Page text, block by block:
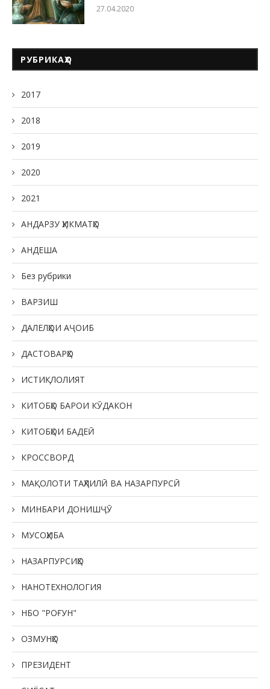
27.04.2020
РУБРИКАҲО
2017
2018
2019
2020
2021
АНДАРЗУ ҲИКМАТҲО
АНДЕША
Без рубрики
ВАРЗИШ
ДАЛЕЛҲОИ АҶОИБ
ДАСТОВАРҲО
ИСТИҚЛОЛИЯТ
КИТОБҲО БАРОИ КӮДАКОН
КИТОБҲОИ БАДЕӢ
КРОССВОРД
МАҚОЛОТИ ТАҲЛИЛӢ ВА НАЗАРПУРСӢ
МИНБАРИ ДОНИШҶӮ
МУСОҲИБА
НАЗАРПУРСИҲО
НАНОТЕХНОЛОГИЯ
НБО "РОҒУН"
ОЗМУНҲО
ПРЕЗИДЕНТ